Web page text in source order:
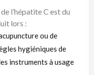
l’hépatite C est du
lors :
ou de
hygiéniques de
instruments à usage